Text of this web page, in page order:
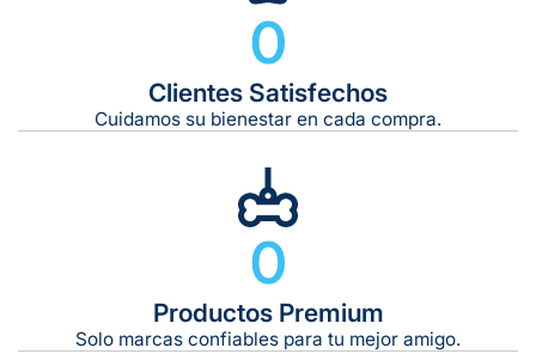
Tiempo de entrega estimado: 5 a 7 días hábiles
Gratis en compras de $599 o más
0
Clientes Satisfechos
Cuidamos su bienestar en cada compra.
0
Productos Premium
Solo marcas confiables para tu mejor amigo.